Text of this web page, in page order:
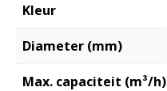
Kleur
Diameter (mm)
Max. capaciteit (m³/h)